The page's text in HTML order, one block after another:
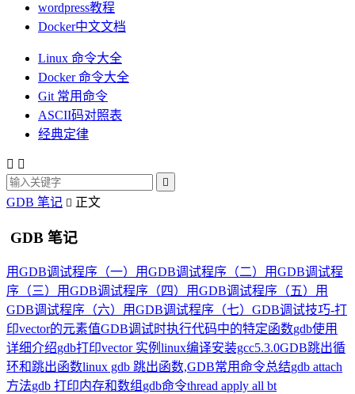
wordpress教程
Docker中文文档
Linux 命令大全
Docker 命令大全
Git 常用命令
ASCII码对照表
经典定律
 

GDB 笔记  正文
GDB 笔记
用GDB调试程序（一） 用GDB调试程序（二） 用GDB调试程
序（三） 用GDB调试程序（四） 用GDB调试程序（五） 用
GDB调试程序（六） 用GDB调试程序（七） GDB调试技巧-打
印vector的元素值GDB调试时执行代码中的特定函数gdb使用
详细介绍gdb打印vector 实例 linux编译安装gcc5.3.0GDB跳出循
环和跳出函数linux gdb 跳出函数,GDB常用命令总结gdb attach
方法gdb 打印内存和数组 gdb命令thread apply all bt